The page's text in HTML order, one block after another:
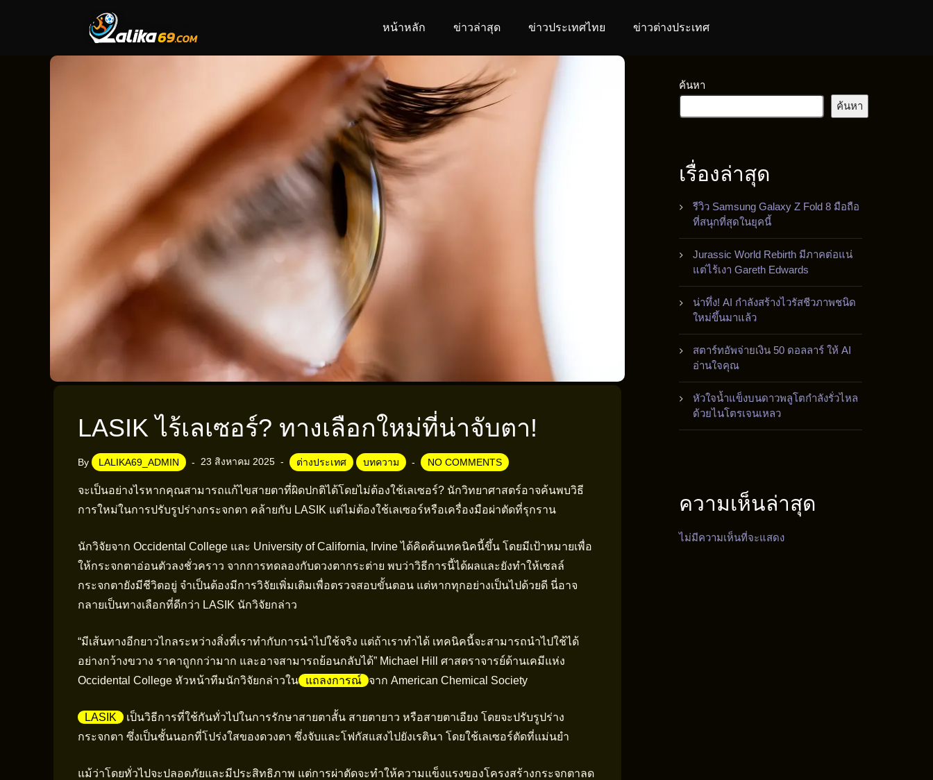
หน้าหลัก ข่าวล่าสุด ข่าวประเทศไทย ข่าวต่างประเทศ
LASIK ไร้เลเซอร์? ทางเลือกใหม่ที่น่าจับตา!
By LALIKA69_ADMIN 23 สิงหาคม 2025 ต่างประเทศ บทความ NO COMMENTS
จะเป็นอย่างไรหากคุณสามารถแก้ไขสายตาที่ผิดปกติได้โดยไม่ต้องใช้เลเซอร์? นักวิทยาศาสตร์อาจค้นพบวิธี
การใหม่ในการปรับรูปร่างกระจกตา คล้ายกับ LASIK แต่ไม่ต้องใช้เลเซอร์หรือเครื่องมือผ่าตัดที่รุกราน
นักวิจัยจาก Occidental College และ University of California, Irvine ได้คิดค้นเทคนิคนี้ขึ้น โดยมีเป้าหมายเพื่อ
ให้กระจกตาอ่อนตัวลงชั่วคราว จากการทดลองกับดวงตากระต่าย พบว่าวิธีการนี้ได้ผลและยังทำให้เซลล์
กระจกตายังมีชีวิตอยู่ จำเป็นต้องมีการวิจัยเพิ่มเติมเพื่อตรวจสอบขั้นตอน แต่หากทุกอย่างเป็นไปด้วยดี นี่อาจ
กลายเป็นทางเลือกที่ดีกว่า LASIK นักวิจัยกล่าว
“มีเส้นทางอีกยาวไกลระหว่างสิ่งที่เราทำกับการนำไปใช้จริง แต่ถ้าเราทำได้ เทคนิคนี้จะสามารถนำไปใช้ได้
อย่างกว้างขวาง ราคาถูกกว่ามาก และอาจสามารถย้อนกลับได้” Michael Hill ศาสตราจารย์ด้านเคมีแห่ง
Occidental College หัวหน้าทีมนักวิจัยกล่าวใน
แถลงการณ์ จาก American Chemical Society
LASIK
เป็นวิธีการที่ใช้กันทั่วไปในการรักษาสายตาสั้น สายตายาว หรือสายตาเอียง โดยจะปรับรูปร่าง
กระจกตา ซึ่งเป็นชั้นนอกที่โปร่งใสของดวงตา ซึ่งจับและโฟกัสแสงไปยังเรตินา โดยใช้เลเซอร์ตัดที่แม่นยำ
แม้ว่าโดยทั่วไปจะปลอดภัยและมีประสิทธิภาพ แต่การผ่าตัดจะทำให้ความแข็งแรงของโครงสร้างกระจกตาลด
ค้นหา
ค้นหา
เรื่องล่าสุด
รีวิว Samsung Galaxy Z Fold 8 มือถือ
ที่สนุกที่สุดในยุคนี้
Jurassic World Rebirth มีภาคต่อแน่
แต่ไร้เงา Gareth Edwards
น่าทึ่ง! AI กำลังสร้างไวรัสชีวภาพชนิด
ใหม่ขึ้นมาแล้ว
สตาร์ทอัพจ่ายเงิน 50 ดอลลาร์ ให้ AI
อ่านใจคุณ
หัวใจน้ำแข็งบนดาวพลูโตกำลังรั่วไหล
ด้วยไนโตรเจนเหลว
ความเห็นล่าสุด
ไม่มีความเห็นที่จะแสดง